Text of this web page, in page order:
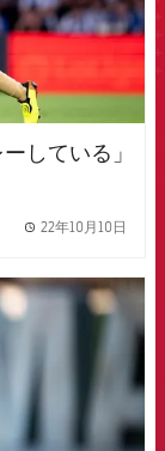
している」
22年10月10日
badge